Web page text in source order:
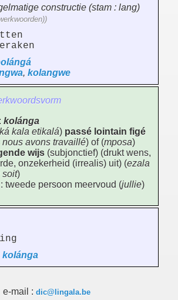
constructie (stam : lang)
, kolangwe
kolánga
kala etikalá) passé lointain figé
nous avons travaillé) of (mposa)
wijs (subjonctief) (drukt wens,
onzekerheid (irrealis) uit) (ezala
soit)
: tweede persoon meervoud (jullie)
kolánga
e-mail : dic@lingala.be